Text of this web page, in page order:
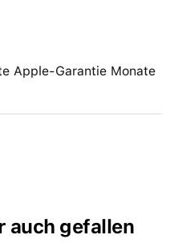
Apple-Garantie Monate
auch gefallen